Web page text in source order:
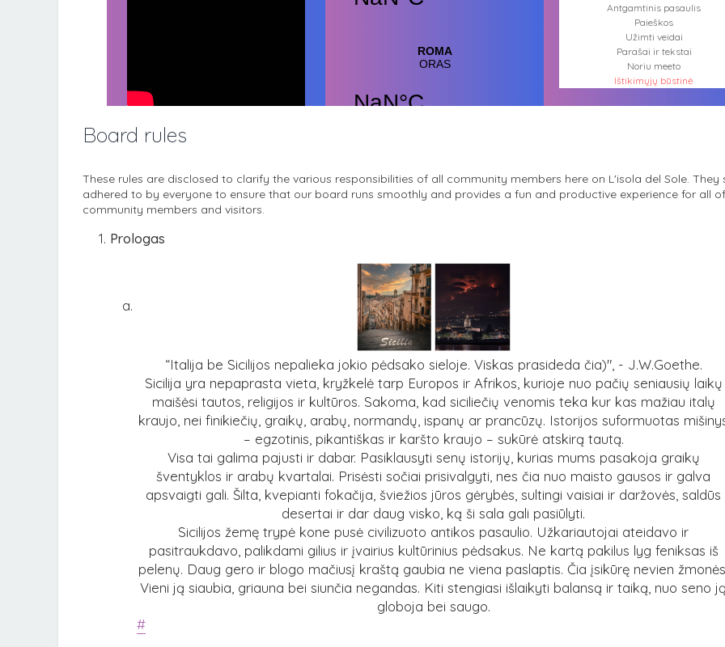
Antgamtinis pasaulis
Paieškos
Užimti veidai
Parašai ir tekstai
Noriu meeto
Ištikimųjų būstinė
Board rules
These rules are disclosed to clarify the various responsibilities of all community members here on L'isola del Sole. They
adhered to by everyone to ensure that our board runs smoothly and provides a fun and productive experience for all
community members and visitors.
Prologas
“Italija be Sicilijos nepalieka jokio pėdsako sieloje. Viskas prasideda čia)", - J.W.Goethe.
Sicilija yra nepaprasta vieta, kryžkelė tarp Europos ir Afrikos, kurioje nuo pačių seniausių laikų
maišėsi tautos, religijos ir kultūros. Sakoma, kad siciliečių venomis teka kur kas mažiau italų
kraujo, nei finikiečių, graikų, arabų, normandų, ispanų ar prancūzų. Istorijos suformuotas
– egzotinis, pikantiškas ir karšto kraujo – sukūrė atskirą tautą.
Visa tai galima pajusti ir dabar. Pasiklausyti senų istorijų, kurias mums pasakoja graikų
šventyklos ir arabų kvartalai. Prisėsti sočiai prisivalgyti, nes čia nuo maisto gausos ir galva
apsvaigti gali. Šilta, kvepianti fokačija, šviežios jūros gėrybės, sultingi vaisiai ir daržovės, saldūs
desertai ir dar daug visko, ką ši sala gali pasiūlyti.
Sicilijos žemę trypė kone pusė civilizuoto antikos pasaulio. Užkariautojai ateidavo ir
pasitraukdavo, palikdami gilius ir įvairius kultūrinius pėdsakus. Ne kartą pakilus lyg feniksas iš
pelenų. Daug gero ir blogo mačiusį kraštą gaubia ne viena paslaptis. Čia įsikūrę nevien
Vieni ją siaubia, griauna bei siunčia negandas. Kiti stengiasi išlaikyti balansą ir taiką, nuo seno
globoja bei saugo.
#